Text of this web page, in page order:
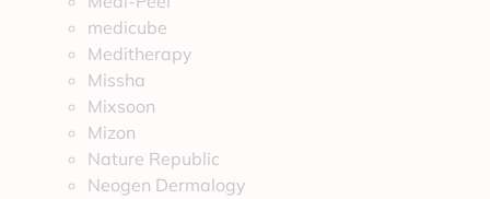
medicube
Meditherapy
Missha
Mixsoon
Mizon
Nature Republic
Neogen Dermalogy